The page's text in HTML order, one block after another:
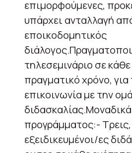
επιμορφούμενες,
υπάρχει ανταλλαγή
εποικοδομητικός
τηλεσεμινάριο σε
πραγματικό χρόνο,
επικοινωνία με την
προγράμματος:-
εξειδικευμένοι/ες